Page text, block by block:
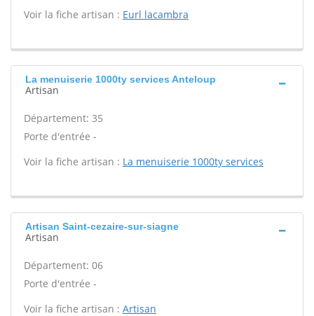
Voir la fiche artisan : Eurl lacambra
La menuiserie 1000ty services Anteloup
Artisan
Département: 35
Porte d'entrée -
Voir la fiche artisan : La menuiserie 1000ty services
Artisan Saint-cezaire-sur-siagne
Artisan
Département: 06
Porte d'entrée -
Voir la fiche artisan : Artisan